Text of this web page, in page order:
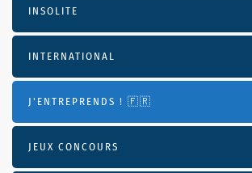
INSOLITE
INTERNATIONAL
J'ENTREPRENDS ! 🇫🇷
JEUX CONCOURS